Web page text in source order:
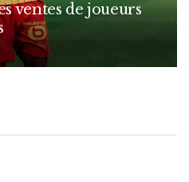
ventes de joueurs